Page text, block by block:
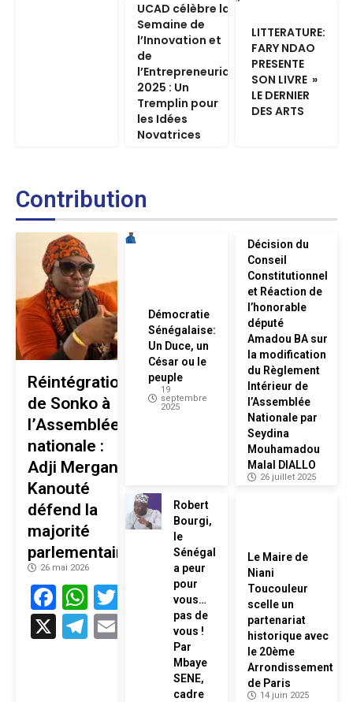
UCAD célèbre la
Semaine de
l’Innovation et
de
l’Entrepreneuriat
2025 : Un
Tremplin pour
les Idées
Novatrices
LITTERATURE:
FARY NDAO
PRESENTE
SON LIVRE »
LE DERNIER
DES ARTS
Contribution
Réintégration
de Sonko à
l’Assemblée
nationale :
Adji Mergane
Kanouté
défend la
majorité
parlementaire
26 mai 2026
Facebook
WhatsApp
Twitter
X
Telegram
Email
Démocratie
Sénégalaise:
Un Duce, un
César ou le
peuple
19
septembre
2025
Décision du
Conseil
Constitutionnel
et Réaction de
l’honorable
député
Amadou BA sur
la modification
du Règlement
Intérieur de
l’Assemblée
Nationale par
Seydina
Mouhamadou
Malal DIALLO
26 juillet 2025
Robert
Bourgi,
le
Sénégal
a peur
pour
vous…
pas de
vous !
Par
Mbaye
SENE,
cadre
Le Maire de
Niani
Toucouleur
scelle un
partenariat
historique avec
le 20ème
Arrondissement
de Paris
14 juin 2025